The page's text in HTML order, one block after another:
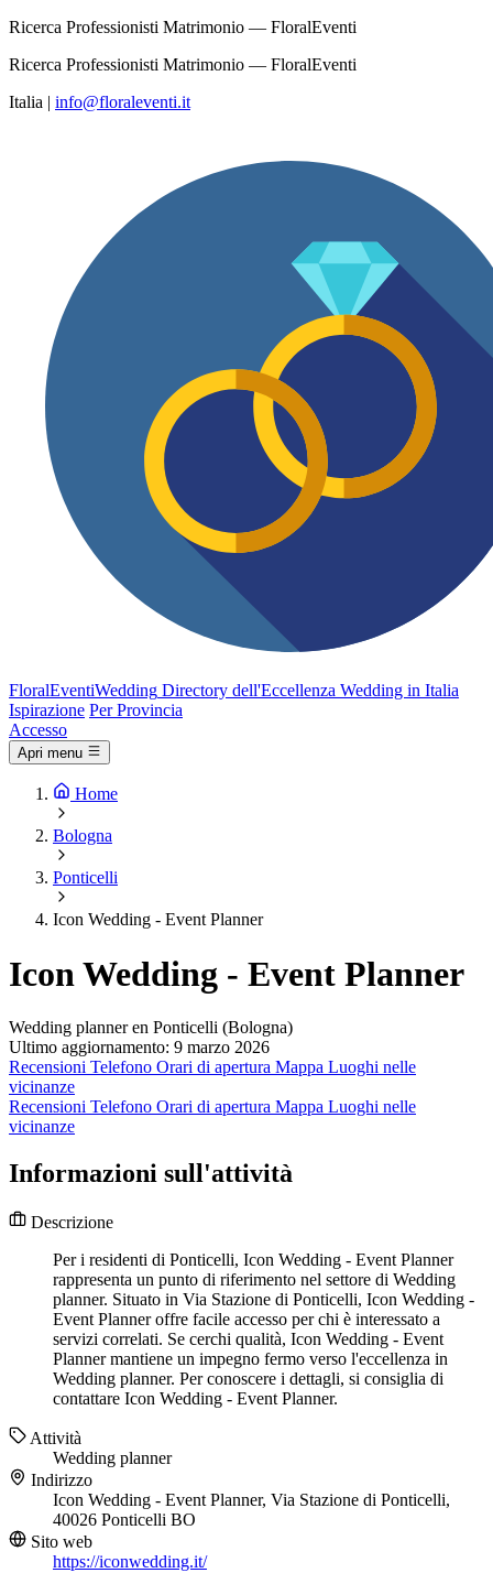
Ricerca Professionisti Matrimonio — FloralEventi
Ricerca Professionisti Matrimonio — FloralEventi
Italia | info@floraleventi.it
FloralEventiWedding Directory dell'Eccellenza Wedding in Italia
Ispirazione Per Provincia
Accesso
Apri menu
Home
Bologna
Ponticelli
Icon Wedding - Event Planner
Icon Wedding - Event Planner
Wedding planner en Ponticelli (Bologna)
Ultimo aggiornamento: 9 marzo 2026
Recensioni Telefono Orari di apertura Mappa Luoghi nelle
vicinanze
Recensioni Telefono Orari di apertura Mappa Luoghi nelle
vicinanze
Informazioni sull'attività
Descrizione
Per i residenti di Ponticelli, Icon Wedding - Event Planner
rappresenta un punto di riferimento nel settore di Wedding
planner. Situato in Via Stazione di Ponticelli, Icon Wedding -
Event Planner offre facile accesso per chi è interessato a
servizi correlati. Se cerchi qualità, Icon Wedding - Event
Planner mantiene un impegno fermo verso l'eccellenza in
Wedding planner. Per conoscere i dettagli, si consiglia di
contattare Icon Wedding - Event Planner.
Attività
Wedding planner
Indirizzo
Icon Wedding - Event Planner, Via Stazione di Ponticelli,
40026 Ponticelli BO
Sito web
https://iconwedding.it/